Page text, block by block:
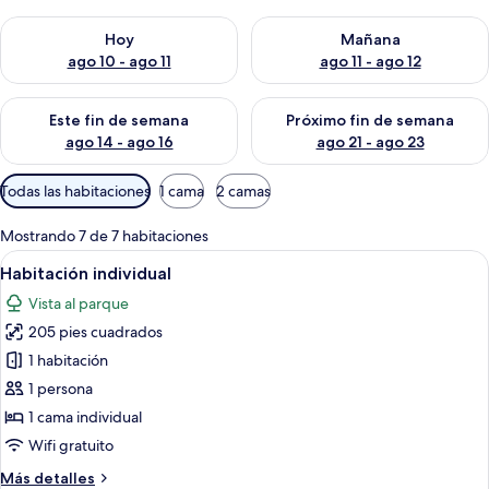
Hoy
ago 10 - ago 11
Consulta la disponibilidad para hoy ago 10 - ago 11
Mañana
ago 11 - ago 12
Consulta la disponibilidad
Este fin de semana
ago 14 - ago 16
Consulta la disponibilidad para este fin de semana ago 14 -
Próximo fin de semana
ago 21 - ago 23
Consulta la disponibilidad
Filtros
disponibles
para
las
habitaciones
Todas las habitaciones 1 cama 2 camas
Mostrando 7 de 7 habitaciones
Abrir
todas
las
fotos
de
Habitación
individual
Habitación de hotel con cama,
4
Habitación individual
Vista al parque
205 pies cuadrados
1 habitación
1 persona
1 cama individual
Wifi gratuito
Más detalles
Más